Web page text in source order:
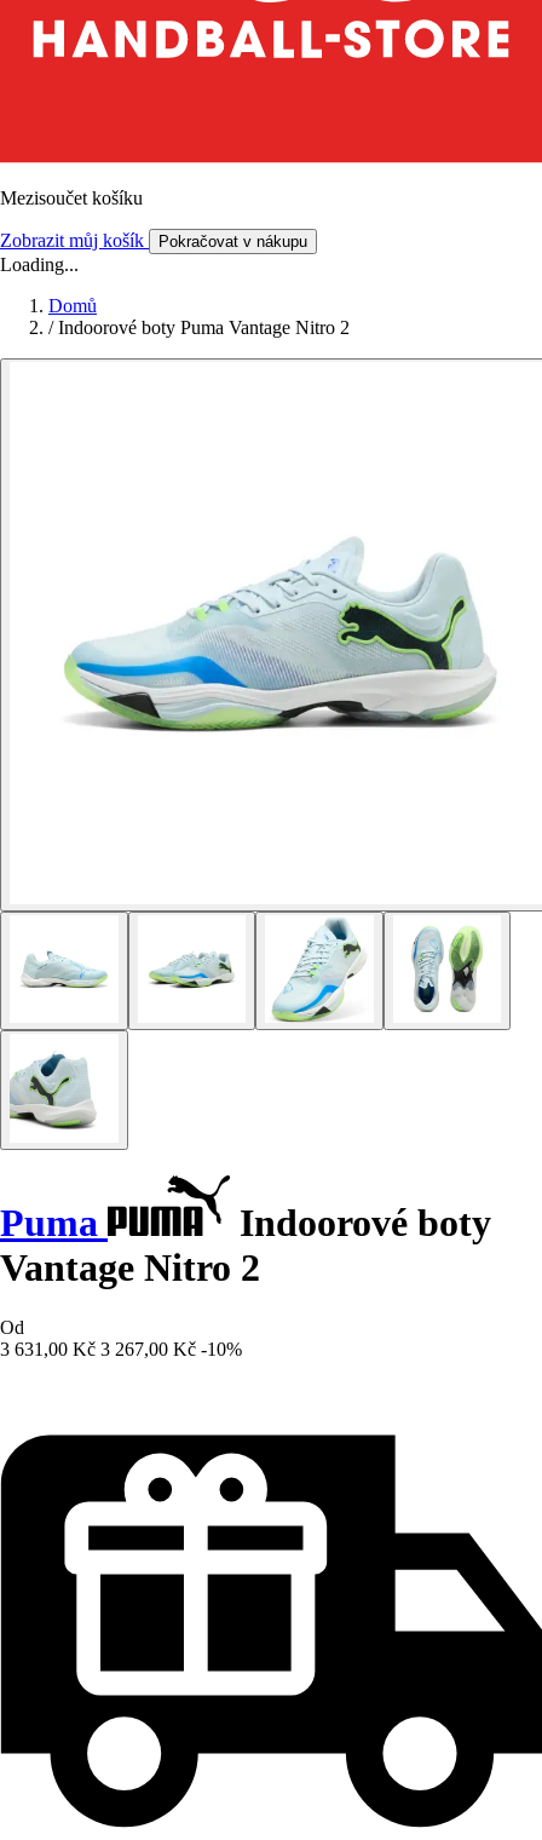
Mezisoučet košíku
Zobrazit můj košík Pokračovat v nákupu
Loading...
Domů
/ Indoorové boty Puma Vantage Nitro 2
Puma
Indoorové boty
Vantage Nitro 2
Od
3 631,00 Kč 3 267,00 Kč -10%